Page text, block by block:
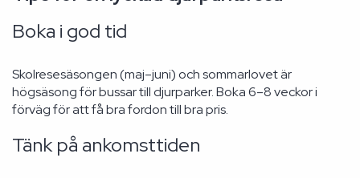
Boka i god tid
Skolresesäsongen (maj–juni) och sommarlovet är
högsäsong för bussar till djurparker. Boka 6–8 veckor i
förväg för att få bra fordon till bra pris.
Tänk på ankomsttiden